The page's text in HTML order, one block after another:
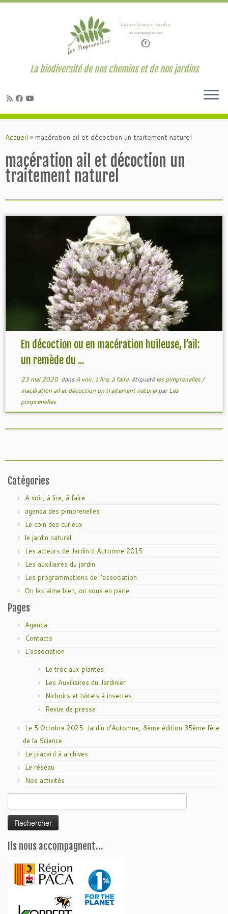
au
La biodiversité de nos chemins et de nos jardins
Accueil » macération ail et décoction un traitement naturel
macération ail et décoction un
traitement naturel
En décoction ou en macération huileuse, l’ail:
un remède du ...
23 mai 2020dans A voir, à lire, à faire étiquetéles pimprenelles/
macération ail et décoction un traitement naturelparLes
pimprenelles
Catégories
A voir, à lire, à faire
agenda des pimprenelles
Le coin des curieux
le jardin naturel
Les acteurs de Jardin d Automne 2015
Les auxiliaires du jardin
Les programmations de l'association
On les aime bien, on vous en parle
Pages
Agenda
Contacts
L’association
Le troc aux plantes
Les Auxiliaires du Jardinier
Nichoirs et hôtels à insectes
Revue de presse
Le 5 Octobre 2025: Jardin d’Automne, 8ème édition 35ème fête
de la Science
Le placard à archives
Le réseau
Nos activités
Ils nous accompagnent…